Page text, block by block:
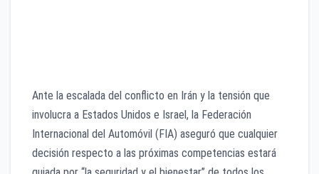
Ante la escalada del conflicto en Irán y la tensión que
involucra a Estados Unidos e Israel, la Federación
Internacional del Automóvil (FIA) aseguró que cualquier
decisión respecto a las próximas competencias estará